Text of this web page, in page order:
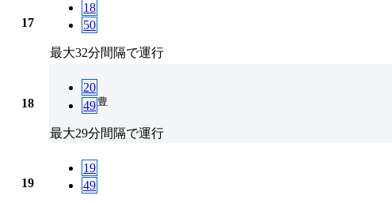
17
18
50
最大32分間隔で運行
18
20
49 豊
最大29分間隔で運行
19
19
49